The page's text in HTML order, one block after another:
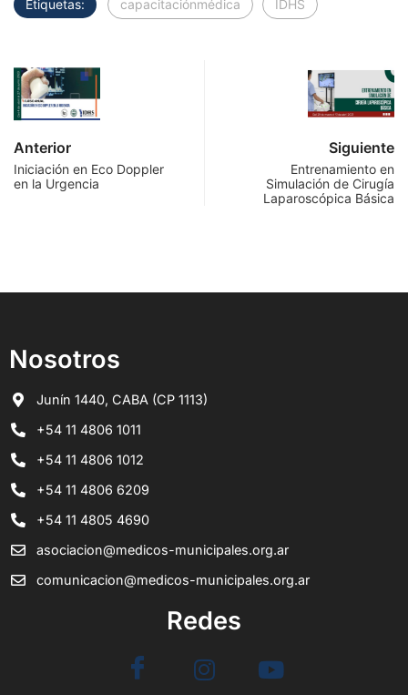
Etiquetas: capacitaciónmédica IDHS
Anterior
Iniciación en Eco Doppler
en la Urgencia
Siguiente
Entrenamiento en
Simulación de Cirugía
Laparoscópica Básica
Nosotros
Junín 1440, CABA (CP 1113)
+54 11 4806 1011
+54 11 4806 1012
+54 11 4806 6209
+54 11 4805 4690
asociacion@medicos-municipales.org.ar
comunicacion@medicos-municipales.org.ar
Redes